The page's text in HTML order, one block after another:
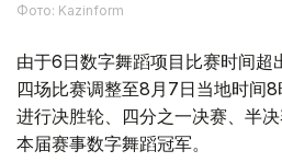
Фото: Kazinform
由于6日数字舞蹈项目比赛时间超
四场比赛调整至8月7日当地时间
进行决胜轮、四分之一决赛、半
本届赛事数字舞蹈冠军。